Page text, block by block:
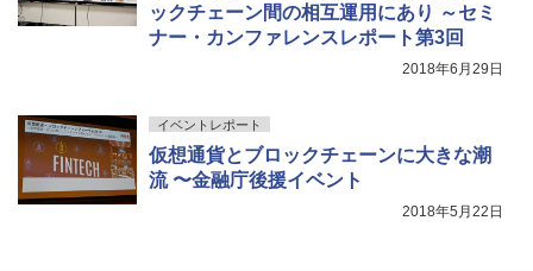
ックチェーン間の相互運用にあり ～セミ
ナー・カンファレンスレポート第3回
2018年6月29日
イベントレポート
仮想通貨とブロックチェーンに大きな潮
流 〜金融庁後援イベント
2018年5月22日